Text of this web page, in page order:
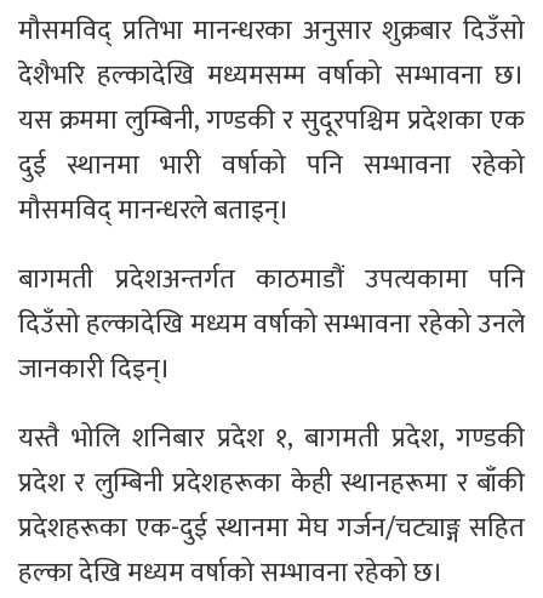
मौसमविद् प्रतिभा मानन्धरका अनुसार शुक्रबार दिउँसो
देशैभरि हल्कादेखि मध्यमसम्म वर्षाको सम्भावना छ।
यस क्रममा लुम्बिनी, गण्डकी र सुदूरपश्चिम प्रदेशका एक
दुई स्थानमा भारी वर्षाको पनि सम्भावना रहेको
मौसमविद् मानन्धरले बताइन्।
बागमती प्रदेशअन्तर्गत काठमाडौं उपत्यकामा पनि
दिउँसो हल्कादेखि मध्यम वर्षाको सम्भावना रहेको उनले
जानकारी दिइन्।
यस्तै भोलि शनिबार प्रदेश १, बागमती प्रदेश, गण्डकी
प्रदेश र लुम्बिनी प्रदेशहरूका केही स्थानहरूमा र बाँकी
प्रदेशहरूका एक-दुई स्थानमा मेघ गर्जन/चट्याङ्ग सहित
हल्का देखि मध्यम वर्षाको सम्भावना रहेको छ।